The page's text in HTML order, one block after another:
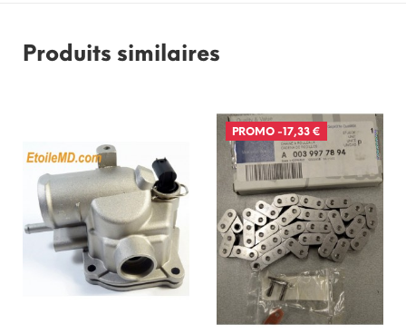
Produits similaires
PROMO -17,33 €